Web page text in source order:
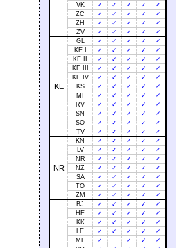
VK
✓ ✓ ✓ ✓
✓
ZC
✓ ✓ ✓ ✓
✓
ZH
✓ ✓ ✓ ✓
✓
ZV
✓ ✓ ✓ ✓ ✓
KE
GL ✓ ✓ ✓ ✓
✓
KE I
✓ ✓ ✓ ✓
✓
KE II
✓ ✓ ✓ ✓
✓
KE III
✓ ✓ ✓ ✓
✓
KE IV
✓ ✓ ✓ ✓
✓
KS
✓ ✓ ✓ ✓
✓
MI
✓ ✓ ✓ ✓
✓
RV
✓ ✓ ✓ ✓
✓
SN
✓ ✓ ✓ ✓
✓
SO
✓ ✓ ✓ ✓
✓
TV
✓ ✓ ✓ ✓ ✓
NR
KN ✓ ✓ ✓ ✓
✓
LV
✓ ✓ ✓ ✓
✓
NR
✓ ✓ ✓ ✓
✓
NZ
✓ ✓ ✓ ✓
✓
SA
✓ ✓ ✓ ✓
✓
TO
✓ ✓ ✓ ✓
✓
ZM
✓ ✓ ✓ ✓
✓
BJ
✓ ✓ ✓ ✓
✓
HE
✓ ✓ ✓ ✓
✓
KK
✓ ✓ ✓ ✓
✓
LE
✓ ✓ ✓ ✓
✓
ML
✓ ✓ ✓
✓